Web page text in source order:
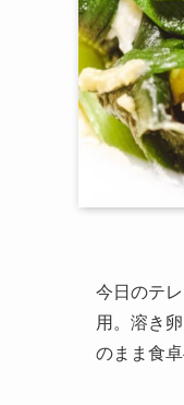
今日のテ
用。溶き
のまま食